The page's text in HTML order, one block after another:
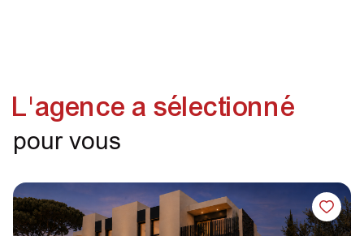
L'agence a sélectionné
pour vous